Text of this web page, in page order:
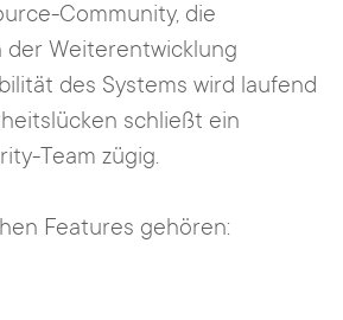
Community, die
der Weiterentwicklung
des Systems wird laufend
schließt ein
Team zügig.
Features gehören: